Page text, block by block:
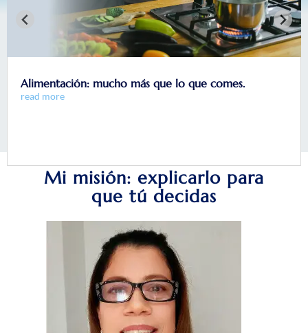
Alimentación: mucho más que lo que comes.
read more
Mi misión: explicarlo para
que tú decidas